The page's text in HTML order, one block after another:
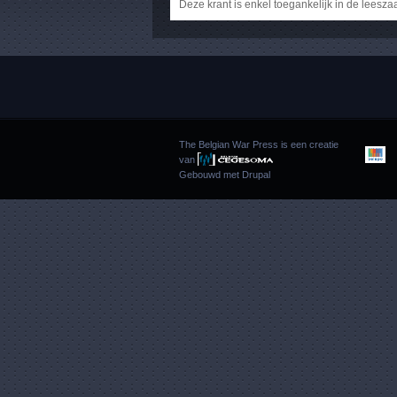
Deze krant is enkel toegankelijk in de
The Belgian War Press is een creatie
van
Gebouwd met Drupal